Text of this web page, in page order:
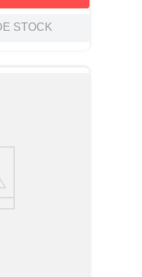
STOCK